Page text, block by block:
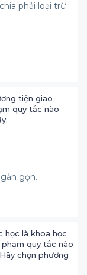
phải loại trừ
tiện giao
quy tắc nào
gọn.
học là khoa học
quy tắc nào
chọn phương